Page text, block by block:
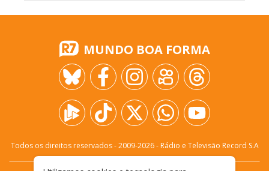
MUNDO BOA FORMA
Todos os direitos reservados - 2009-2026- Rádio e Televisão Record S.A